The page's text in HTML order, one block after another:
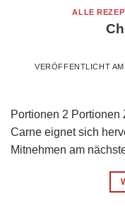
ALLE
VERÖFFENTLICHT
Portionen 2
Carne eignet sich
Mitnehmen am